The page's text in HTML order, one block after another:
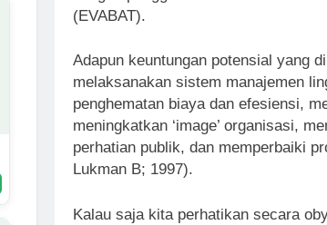
(EVABAT).
Adapun keuntungan potensial yang
melaksanakan sistem manajemen
penghematan biaya dan efesiensi,
meningkatkan ‘image’ organisasi,
perhatian publik, dan memperbaiki
Lukman B; 1997).
Kalau saja kita perhatikan secara